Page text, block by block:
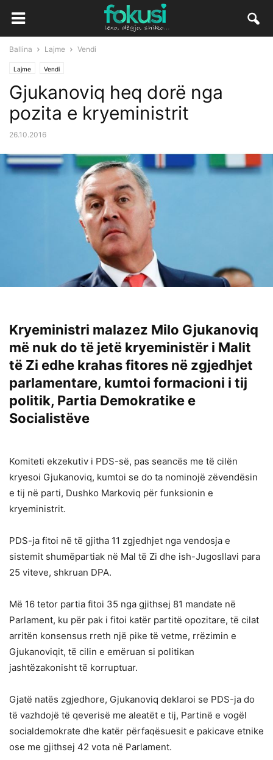
Ballina Lajme Vendi
Lajme Vendi
Gjukanoviq heq dorë nga
pozita e kryeministrit
26.10.2016
Kryeministri malazez Milo Gjukanoviq
më nuk do të jetë kryeministër i Malit
të Zi edhe krahas fitores në zgjedhjet
parlamentare, kumtoi formacioni i tij
politik, Partia Demokratike e
Socialistëve
Komiteti ekzekutiv i PDS-së, pas seancës me të cilën
kryesoi Gjukanoviq, kumtoi se do ta nominojë zëvendësin
e tij në parti, Dushko Markoviq për funksionin e
kryeministrit.
PDS-ja fitoi në të gjitha 11 zgjedhjet nga vendosja e
sistemit shumëpartiak në Mal të Zi dhe ish-Jugosllavi para
25 viteve, shkruan DPA.
Më 16 tetor partia fitoi 35 nga gjithsej 81 mandate në
Parlament, ku për pak i fitoi katër partitë opozitare, të cilat
arritën konsensus rreth një pike të vetme, rrëzimin e
Gjukanoviqit, të cilin e emëruan si politikan
jashtëzakonisht të korruptuar.
Gjatë natës zgjedhore, Gjukanoviq deklaroi se PDS-ja do
të vazhdojë të qeverisë me aleatët e tij, Partinë e vogël
socialdemokrate dhe katër përfaqësuesit e pakicave etnike
ose me gjithsej 42 vota në Parlament.